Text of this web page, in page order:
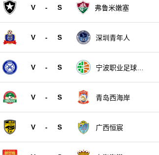
V - S 弗鲁米嫩塞
V - S 深圳青年人
V - S
宁波职业足球俱
V - S 青岛西海岸
V - S 广西恒宸